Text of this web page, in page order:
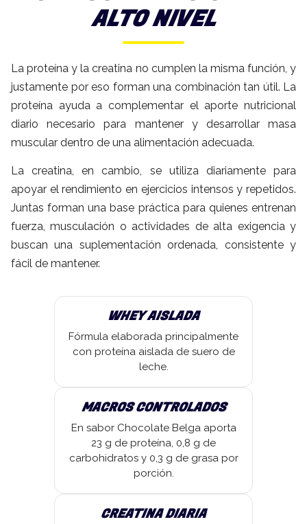
ALTO NIVEL
La proteína y la creatina no cumplen la misma función, y
justamente por eso forman una combinación tan útil. La
proteína ayuda a complementar el aporte nutricional
diario necesario para mantener y desarrollar masa
muscular dentro de una alimentación adecuada.
La creatina, en cambio, se utiliza diariamente para
apoyar el rendimiento en ejercicios intensos y repetidos.
Juntas forman una base práctica para quienes entrenan
fuerza, musculación o actividades de alta exigencia y
buscan una suplementación ordenada, consistente y
fácil de mantener.
WHEY AISLADA
Fórmula elaborada principalmente
con proteína aislada de suero de
leche.
MACROS CONTROLADOS
En sabor Chocolate Belga aporta
23 g de proteína, 0,8 g de
carbohidratos y 0,3 g de grasa por
porción.
CREATINA DIARIA